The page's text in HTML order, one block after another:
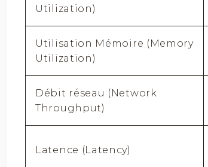
Utilization)
Utilisation Mémoire (Memory
Utilization)
Débit réseau (Network
Throughput)
Latence (Latency)